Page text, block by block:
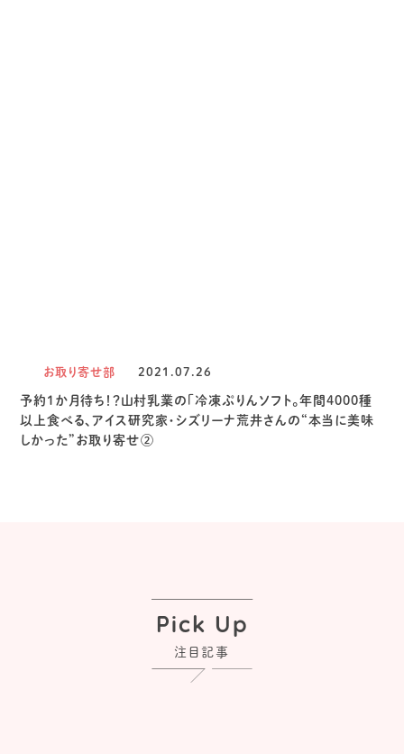
お取り寄せ部 2021.07.26
予約1か月待ち！？山村乳業の「冷凍ぷりんソフト。年間4000種
以上食べる、アイス研究家・シズリーナ荒井さんの“本当に美味
しかった”お取り寄せ②
Pick Up
注目記事